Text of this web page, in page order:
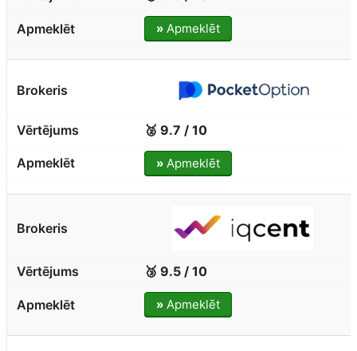
»Apmeklēt
🥈 9.7 / 10
»Apmeklēt
🥉 9.5 / 10
»Apmeklēt